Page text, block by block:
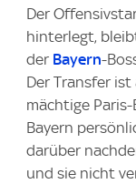
Der
hinterlegt,
der Bayern-
Der Transfer ist
mächtige
Bayern
darüber
und sie nicht